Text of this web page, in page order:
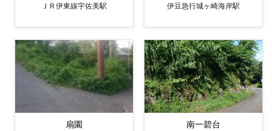
ＪＲ伊東線宇佐美駅
伊豆急行城ヶ崎海岸駅
扇園
南一碧台